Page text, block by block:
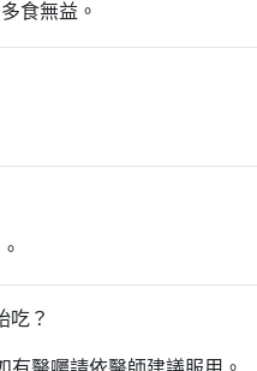
食無益。
吃？